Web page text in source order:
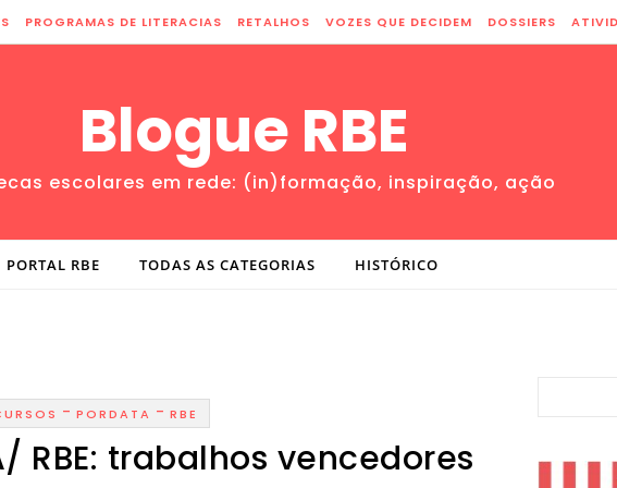
PROGRAMAS DE LITERACIAS RETALHOS VOZES QUE DECIDEM DOSSIERS
Blogue RBE
escolares em rede: (in)formação, inspiração, ação
PORTAL RBE TODAS AS CATEGORIAS HISTÓRICO
- PORDATA - RBE
RBE: trabalhos vencedores